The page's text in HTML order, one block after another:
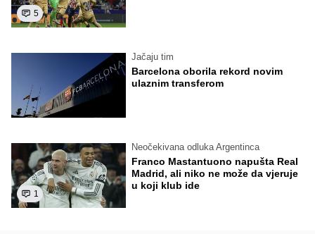
5
Jačaju tim
Barcelona oborila rekord novim
ulaznim transferom
1
Neočekivana odluka Argentinca
Franco Mastantuono napušta Real
Madrid, ali niko ne može da vjeruje
u koji klub ide